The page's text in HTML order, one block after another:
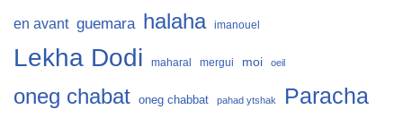
en avant guemara halaha imanouel
Lekha Dodi maharal mergui moi oeil
oneg chabat oneg chabbat pahad ytshak Paracha